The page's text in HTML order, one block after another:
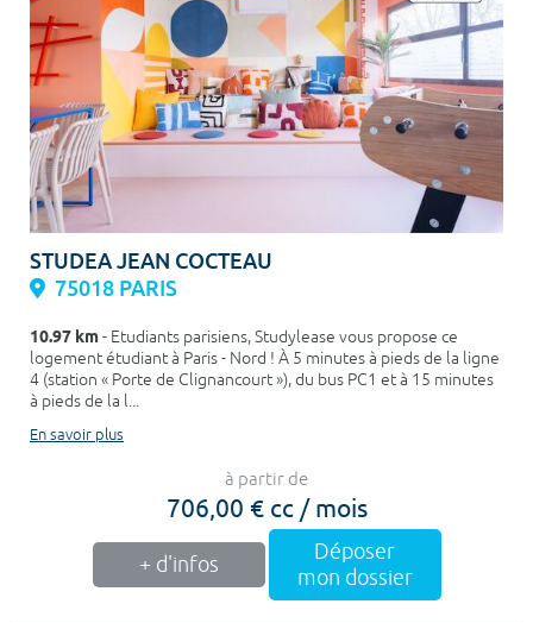
STUDEA JEAN COCTEAU
75018 PARIS
10.97 km- Etudiants parisiens, Studylease vous propose ce
logement étudiant à Paris - Nord ! À 5 minutes à pieds de la ligne
4 (station « Porte de Clignancourt »), du bus PC1 et à 15 minutes
à pieds de la l...
En savoir plus
à partir de
706,00 € cc / mois
+ d'infos
Déposer
mon dossier